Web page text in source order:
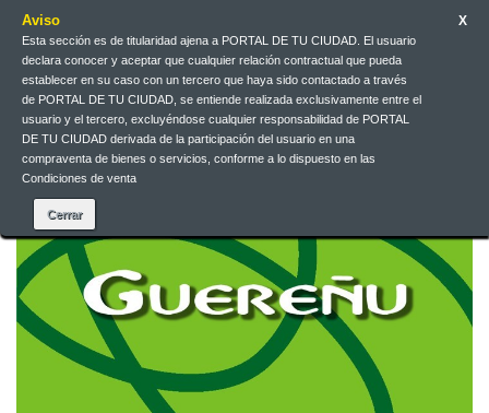
Aviso
Esta sección es de titularidad ajena a PORTAL DE TU CIUDAD. El usuario
declara conocer y aceptar que cualquier relación contractual que pueda
establecer en su caso con un tercero que haya sido contactado a través
de PORTAL DE TU CIUDAD, se entiende realizada exclusivamente entre el
usuario y el tercero, excluyéndose cualquier responsabilidad de PORTAL
DE TU CIUDAD derivada de la participación del usuario en una
compraventa de bienes o servicios, conforme a lo dispuesto en las
Condiciones de venta
X
EUR
English
Contact us